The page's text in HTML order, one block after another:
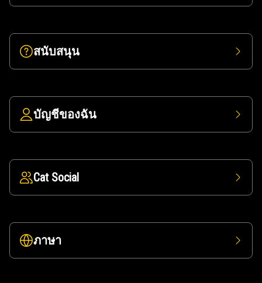
สนับสนุน
บัญชีของฉัน
Cat Social
ภาษา